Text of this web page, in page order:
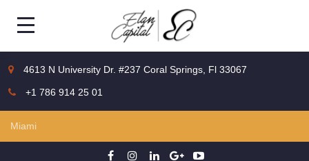
4613 N University Dr. #237 Coral Springs, Fl 33067
+1 786 914 25 01